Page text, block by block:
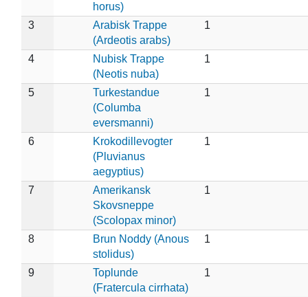
horus)
3
Arabisk Trappe
(Ardeotis arabs)
1
4
Nubisk Trappe
(Neotis nuba)
1
5
Turkestandue
(Columba
eversmanni)
1
6
Krokodillevogter
(Pluvianus
aegyptius)
1
7
Amerikansk
Skovsneppe
(Scolopax minor)
1
8
Brun Noddy (Anous
stolidus)
1
9
Toplunde
(Fratercula cirrhata)
1